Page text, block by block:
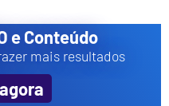
e Conteúdo
mais resultados